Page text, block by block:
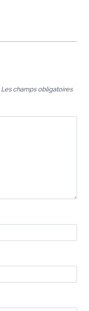
Les champs obligatoires